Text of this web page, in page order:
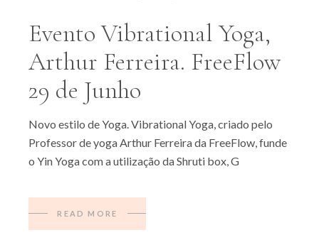
Evento Vibrational Yoga,
Arthur Ferreira. FreeFlow
29 de Junho
Novo estilo de Yoga. Vibrational Yoga, criado pelo
Professor de yoga Arthur Ferreira da FreeFlow, funde
o Yin Yoga com a utilização da Shruti box, G
READ MORE